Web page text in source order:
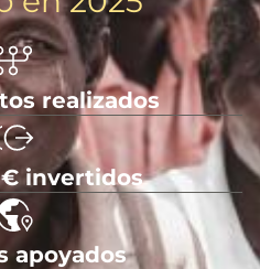
realizados
€ invertidos
apoyados